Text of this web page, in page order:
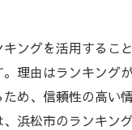
ングを活用するこ
理由はランキング
め、信頼性の高い
浜松市のランキン